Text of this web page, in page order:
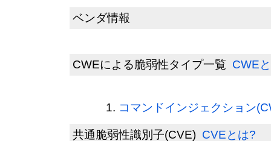
ベンダ情報
CWEによる脆弱性タイプ一覧 CWE
コマンドインジェクション
共通脆弱性識別子(CVE) CVEとは?